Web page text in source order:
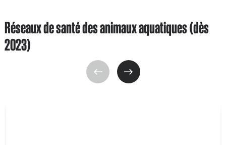
Réseaux de santé des animaux aquatiques (dès
2023)